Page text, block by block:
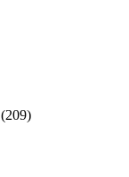
(209)